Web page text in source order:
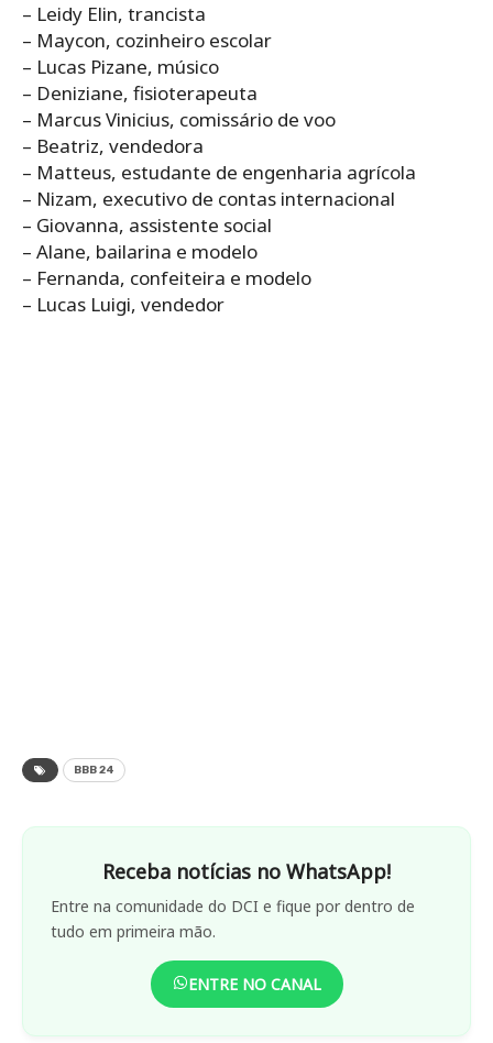
– Leidy Elin, trancista
– Maycon, cozinheiro escolar
– Lucas Pizane, músico
– Deniziane, fisioterapeuta
– Marcus Vinicius, comissário de voo
– Beatriz, vendedora
– Matteus, estudante de engenharia agrícola
– Nizam, executivo de contas internacional
– Giovanna, assistente social
– Alane, bailarina e modelo
– Fernanda, confeiteira e modelo
– Lucas Luigi, vendedor
BBB 24
Receba notícias no WhatsApp!
Entre na comunidade do DCI e fique por dentro de
tudo em primeira mão.
ENTRE NO CANAL